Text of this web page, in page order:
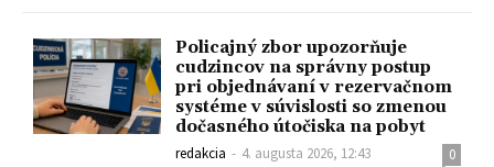
Policajný zbor upozorňuje
cudzincov na správny postup
pri objednávaní v rezervačnom
systéme v súvislosti so zmenou
dočasného útočiska na pobyt
redakcia - 4. augusta 2026, 12:43 0